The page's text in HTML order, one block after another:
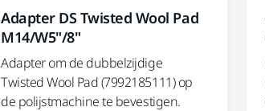
Adapter DS Twisted Wool Pad
M14/W5"/8"
Adapter om de dubbelzijdige
Twisted Wool Pad (7992185111) op
de polijstmachine te bevestigen.